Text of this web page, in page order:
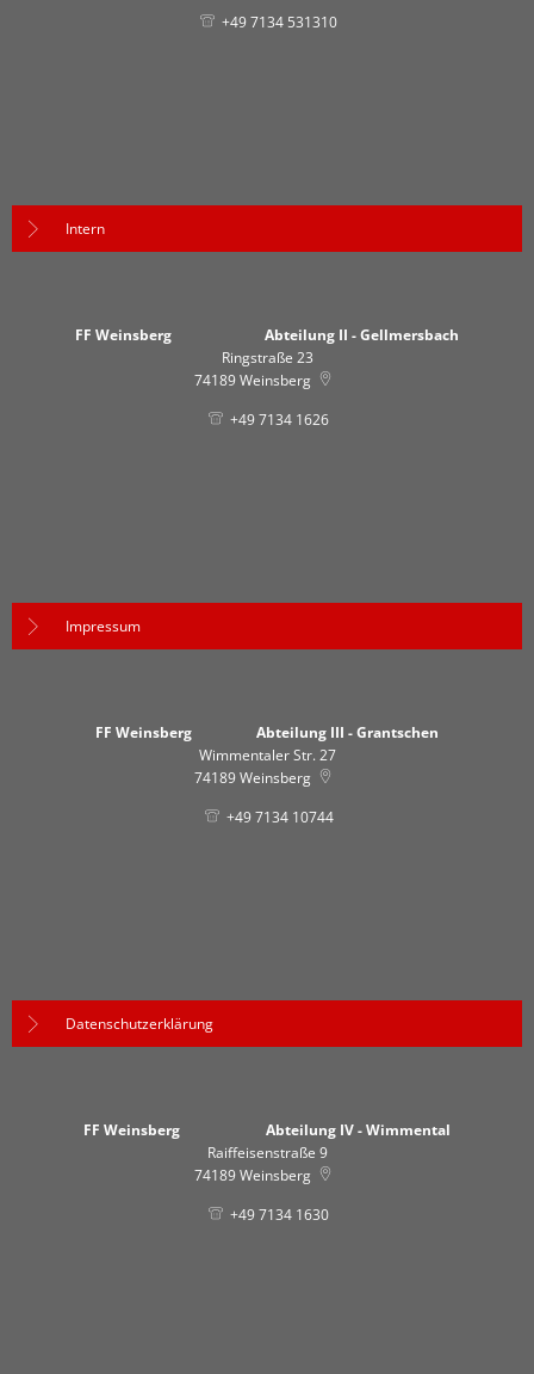
+49 7134 531310
Intern
FF Weinsberg Abteilung II - Gellmersbach
Ringstraße 23
74189Weinsberg
+49 7134 1626
Impressum
FF Weinsberg Abteilung III - Grantschen
Wimmentaler Str. 27
74189Weinsberg
+49 7134 10744
Datenschutzerklärung
FF Weinsberg Abteilung IV - Wimmental
Raiffeisenstraße 9
74189Weinsberg
+49 7134 1630